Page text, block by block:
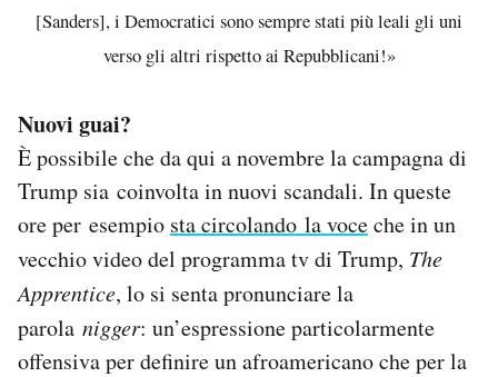
[Sanders], i Democratici sono sempre stati più leali gli uni
verso gli altri rispetto ai Repubblicani!»
Nuovi guai?
È possibile che da qui a novembre la campagna di
Trump sia coinvolta in nuovi scandali. In queste
ore per esempio sta circolando la voceche in un
vecchio video del programma tv di Trump, The
Apprentice, lo si senta pronunciare la
parola nigger: un’espressione particolarmente
offensiva per definire un afroamericano che per la